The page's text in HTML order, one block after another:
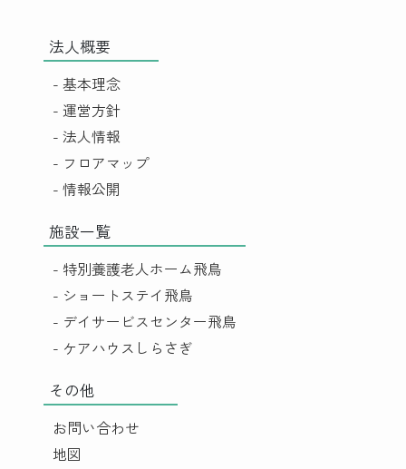
法人概要
- 基本理念
- 運営方針
- 法人情報
- フロアマップ
- 情報公開
施設一覧
- 特別養護老人ホーム飛鳥
- ショートステイ飛鳥
- デイサービスセンター飛鳥
- ケアハウスしらさぎ
その他
お問い合わせ
地図